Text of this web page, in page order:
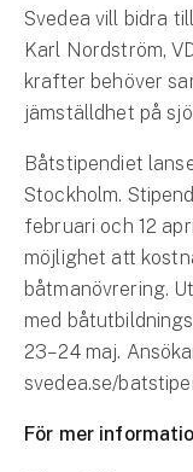
Företagsförsäkring
Bilförsäkring för
Släpvagnsförsäkring
Drönarförsäkring
För förmedlare
Gruppförsäkringar
Kommunolycksfall
Försäkring via
Svedea vill bidra
Karl Nordström,
krafter behöver
jämställdhet på
Båtstipendiet
Stockholm.
februari och 12
möjlighet att
båtmanövrering.
med
23–24 maj.
svedea.se/
För mer